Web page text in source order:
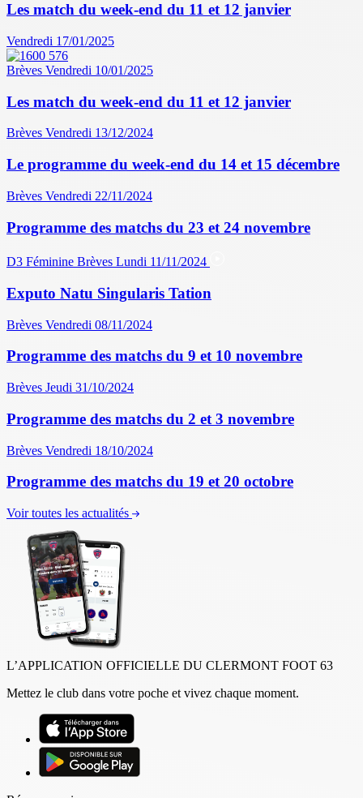
Les match du week-end du 11 et 12 janvier
Vendredi 17/01/2025
Brèves Vendredi 10/01/2025
Les match du week-end du 11 et 12 janvier
Brèves Vendredi 13/12/2024
Le programme du week-end du 14 et 15 décembre
Brèves Vendredi 22/11/2024
Programme des matchs du 23 et 24 novembre
D3 Féminine Brèves Lundi 11/11/2024
Exputo Natu Singularis Tation
Brèves Vendredi 08/11/2024
Programme des matchs du 9 et 10 novembre
Brèves Jeudi 31/10/2024
Programme des matchs du 2 et 3 novembre
Brèves Vendredi 18/10/2024
Programme des matchs du 19 et 20 octobre
Voir toutes les actualités
L’APPLICATION OFFICIELLE DU CLERMONT FOOT 63
Mettez le club dans votre poche et vivez chaque moment.